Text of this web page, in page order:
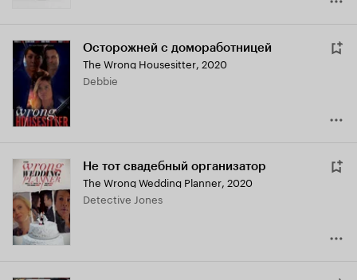
Осторожней с домоработницей
The Wrong Housesitter, 2020
Debbie
Не тот свадебный организатор
The Wrong Wedding Planner, 2020
Detective Jones